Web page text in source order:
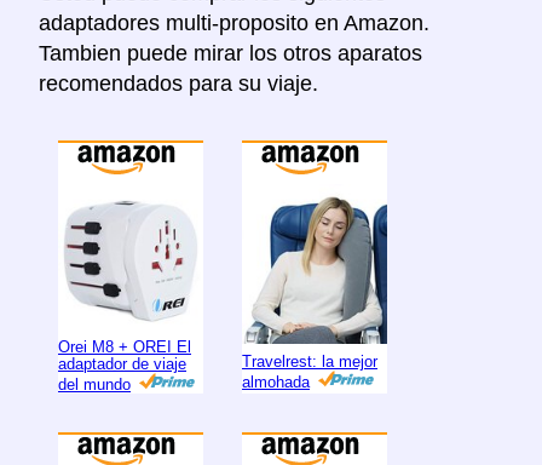
adaptadores multi-proposito en Amazon.
Tambien puede mirar los otros aparatos
recomendados para su viaje.
Orei M8 + OREI El
adaptador de viaje
del mundo
Travelrest: la mejor
almohada